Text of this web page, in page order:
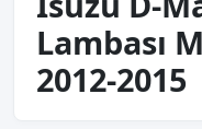
Lambası
2012-2015